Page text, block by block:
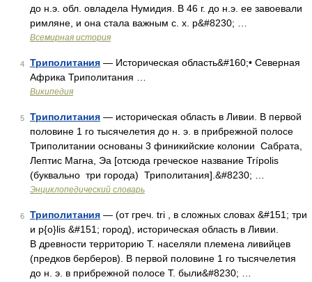
до н.э. обл. овладела Нумидия. В 46 г. до н.э. ее завоевали
римляне, и она стала важным с. х. р&#8230; …
Всемирная история
4 Триполитания — Историческая область&#160;• Северная
Африка Триполитания …
Википедия
5 Триполитания — историческая область в Ливии. В первой
половине 1 го тысячелетия до н. э. в прибрежной полосе
Триполитании основаны 3 финикийские колонии Сабрата,
Лептис Магна, Эа [отсюда греческое название Trípolis
(буквально три города) Триполитания].&#8230; …
Энциклопедический словарь
6 Триполитания — (от греч. tri , в сложных словах &#151; три
и p{o}lis &#151; город), историческая область в Ливии.
В древности территорию Т. населяли племена ливийцев
(предков берберов). В первой половине 1 го тысячелетия
до н. э. в прибрежной полосе Т. были&#8230; …